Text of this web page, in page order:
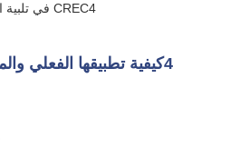
CREC4 في تلبية المعايير البيئية المحلية.